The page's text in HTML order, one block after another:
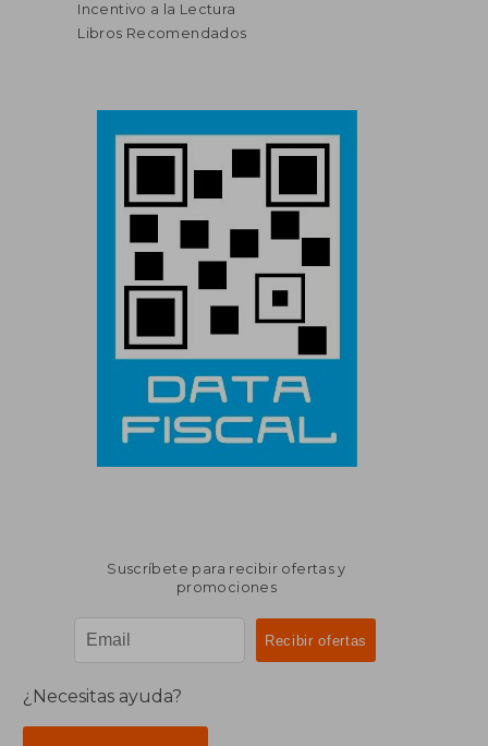
Incentivo a la Lectura
Libros Recomendados
Suscríbete para recibir ofertas y
promociones
¿Necesitas ayuda?